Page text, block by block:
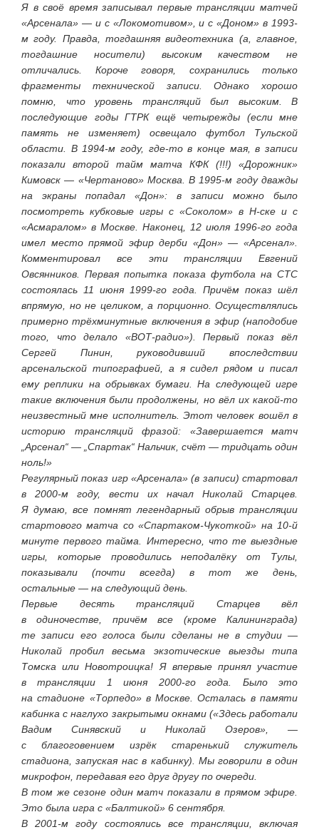
Я в своё время записывал первые трансляции матчей
«Арсенала» — и с «Локомотивом», и с «Доном» в 1993-
м году. Правда, тогдашняя видеотехника (а, главное,
тогдашние носители) высоким качеством не
отличались. Короче говоря, сохранились только
фрагменты технической записи. Однако хорошо
помню, что уровень трансляций был высоким. В
последующие годы ГТРК ещё четырежды (если мне
память не изменяет) освещало футбол Тульской
области. В 1994-м году, где-то в конце мая, в записи
показали второй тайм матча КФК (!!!) «Дорожник»
Кимовск — «Чертаново» Москва. В 1995-м году дважды
на экраны попадал «Дон»: в записи можно было
посмотреть кубковые игры с «Соколом» в Н-ске и с
«Асмаралом» в Москве. Наконец, 12 июля 1996-го года
имел место прямой эфир дерби «Дон» — «Арсенал».
Комментировал все эти трансляции Евгений
Овсянников. Первая попытка показа футбола на СТС
состоялась 11 июня 1999-го года. Причём показ шёл
впрямую, но не целиком, а порционно. Осуществлялись
примерно трёхминутные включения в эфир (наподобие
того, что делало «ВОТ-радио»). Первый показ вёл
Сергей Пинин, руководивший впоследствии
арсенальской типографией, а я сидел рядом и писал
ему реплики на обрывках бумаги. На следующей игре
такие включения были продолжены, но вёл их какой-то
неизвестный мне исполнитель. Этот человек вошёл в
историю трансляций фразой: «Завершается матч
„Арсенал“ — „Спартак“ Нальчик, счёт — тридцать один
ноль!»
Регулярный показ игр «Арсенала» (в записи) стартовал
в 2000-м году, вести их начал Николай Старцев.
Я думаю, все помнят легендарный обрыв трансляции
стартового матча со «Спартаком-Чукоткой» на 10-й
минуте первого тайма. Интересно, что те выездные
игры, которые проводились неподалёку от Тулы,
показывали (почти всегда) в тот же день,
остальные — на следующий день.
Первые десять трансляций Старцев вёл
в одиночестве, причём все (кроме Калининграда)
те записи его голоса были сделаны не в студии —
Николай пробил весьма экзотические выезды типа
Томска или Новотроицка! Я впервые принял участие
в трансляции 1 июня 2000-го года. Было это
на стадионе «Торпедо» в Москве. Осталась в памяти
кабинка с наглухо закрытыми окнами («Здесь работали
Вадим Синявский и Николай Озеров», —
с благоговением изрёк старенький служитель
стадиона, запуская нас в кабинку). Мы говорили в один
микрофон, передавая его друг другу по очереди.
В том же сезоне один матч показали в прямом эфире.
Это была игра с «Балтикой» 6 сентября.
В 2001-м году состоялись все трансляции, включая